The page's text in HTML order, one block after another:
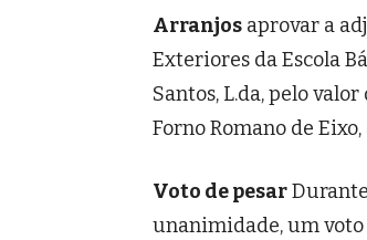
Arranjos aprovar a
Exteriores da Escola
Santos, L.da, pelo
Forno Romano de
Voto de pesar
unanimidade, um voto